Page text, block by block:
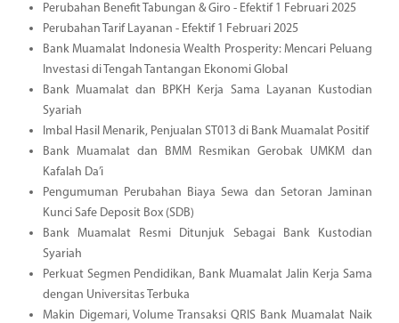
Perubahan Benefit Tabungan & Giro - Efektif 1 Februari 2025
Perubahan Tarif Layanan - Efektif 1 Februari 2025
Bank Muamalat Indonesia Wealth Prosperity: Mencari Peluang
Investasi di Tengah Tantangan Ekonomi Global
Bank Muamalat dan BPKH Kerja Sama Layanan Kustodian
Syariah
Imbal Hasil Menarik, Penjualan ST013 di Bank Muamalat Positif
Bank Muamalat dan BMM Resmikan Gerobak UMKM dan
Kafalah Da’i
Pengumuman Perubahan Biaya Sewa dan Setoran Jaminan
Kunci Safe Deposit Box (SDB)
Bank Muamalat Resmi Ditunjuk Sebagai Bank Kustodian
Syariah
Perkuat Segmen Pendidikan, Bank Muamalat Jalin Kerja Sama
dengan Universitas Terbuka
Makin Digemari, Volume Transaksi QRIS Bank Muamalat Naik